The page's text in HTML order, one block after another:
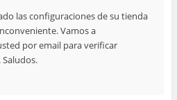
las configuraciones de su tienda
Vamos a
por email para verificar
Saludos.